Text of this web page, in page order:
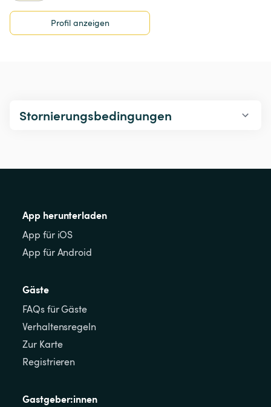
Profil anzeigen
Stornierungsbedingungen
App herunterladen
App für iOS
App für Android
Gäste
FAQs für Gäste
Verhaltensregeln
Zur Karte
Registrieren
Gastgeber:innen